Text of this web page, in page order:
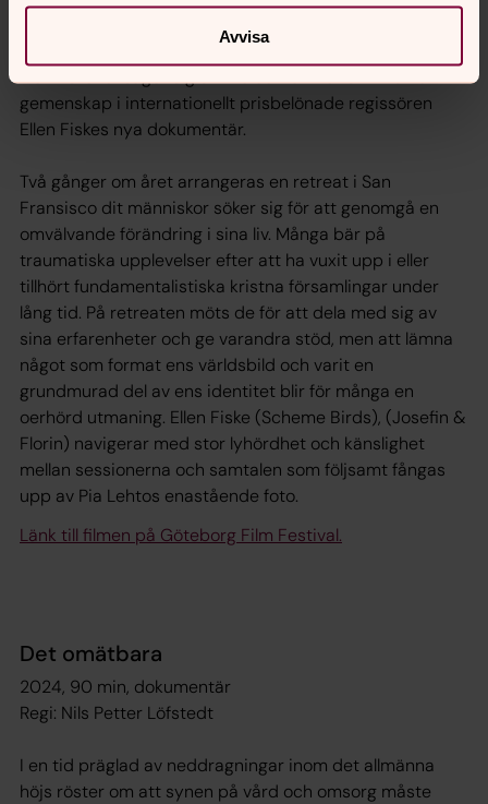
Avvisa
Människor avsäger sig sin tro och lämnar sin kristna
gemenskap i internationellt prisbelönade regissören
Ellen Fiskes nya dokumentär.
Två gånger om året arrangeras en retreat i San
Fransisco dit människor söker sig för att genomgå en
omvälvande förändring i sina liv. Många bär på
traumatiska upplevelser efter att ha vuxit upp i eller
tillhört fundamentalistiska kristna församlingar under
lång tid. På retreaten möts de för att dela med sig av
sina erfarenheter och ge varandra stöd, men att lämna
något som format ens världsbild och varit en
grundmurad del av ens identitet blir för många en
oerhörd utmaning. Ellen Fiske (Scheme Birds), (Josefin &
Florin) navigerar med stor lyhördhet och känslighet
mellan sessionerna och samtalen som följsamt fångas
upp av Pia Lehtos enastående foto.
Länk till filmen på Göteborg Film Festival.
Det omätbara
2024, 90 min, dokumentär
Regi: Nils Petter Löfstedt
I en tid präglad av neddragningar inom det allmänna
höjs röster om att synen på vård och omsorg måste